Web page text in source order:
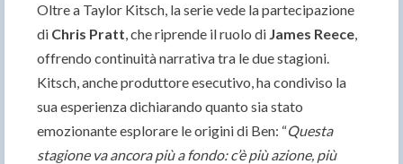
Oltre a Taylor Kitsch, la serie vede la partecipazione
di Chris Pratt, che riprende il ruolo di James Reece,
offrendo continuità narrativa tra le due stagioni.
Kitsch, anche produttore esecutivo, ha condiviso la
sua esperienza dichiarando quanto sia stato
emozionante esplorare le origini di Ben: “Questa
stagione va ancora più a fondo: c’è più azione, più